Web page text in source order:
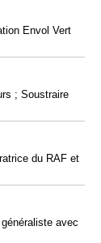
Envol Vert
; Soustraire
du RAF et
avec